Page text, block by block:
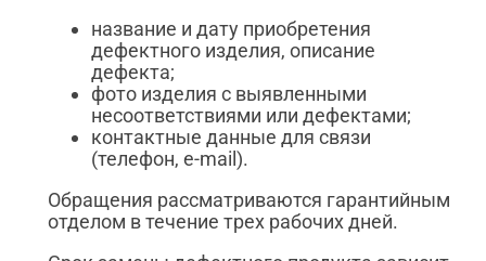
название и дату приобретения
дефектного изделия, описание
дефекта;
фото изделия с выявленными
несоответствиями или дефектами;
контактные данные для связи
(телефон, e-mail).
Обращения рассматриваются гарантийным
отделом в течение трех рабочих дней.